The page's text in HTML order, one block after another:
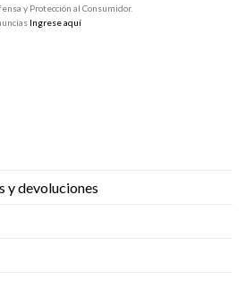
y Protección al Consumidor.
Ingrese aquí
y devoluciones